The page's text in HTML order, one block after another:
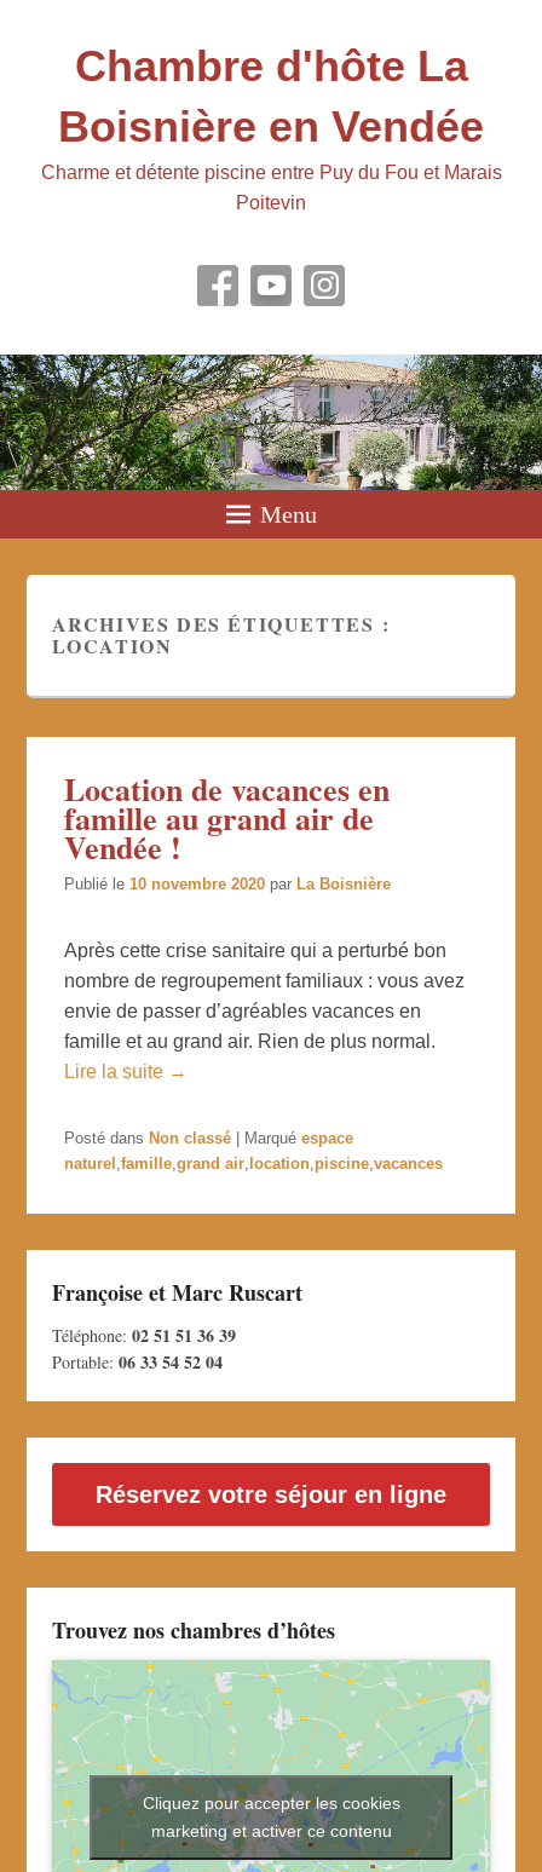
Chambre d'hôte La
Boisnière en Vendée
Charme et détente piscine entre Puy du Fou et Marais
Poitevin
Menu
ARCHIVES DES ÉTIQUETTES :
LOCATION
Location de vacances en
famille au grand air de
Vendée !
Publié le 10 novembre 2020 par La Boisnière
Après cette crise sanitaire qui a perturbé bon
nombre de regroupement familiaux : vous avez
envie de passer d’agréables vacances en
famille et au grand air. Rien de plus normal.
Lire la suite →
Posté dans Non classé Marqué espace
naturel ,famille ,grand air location piscine ,vacances
Françoise et Marc Ruscart
Téléphone:02 51 51 36 39
Portable:06 33 54 52 04
Réservez votre séjour en ligne
Trouvez nos chambres d’hôtes
Cliquez pour accepter les cookies
marketing et activer ce contenu